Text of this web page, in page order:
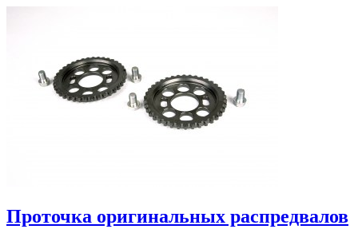
Проточка оригинальных распредвалов